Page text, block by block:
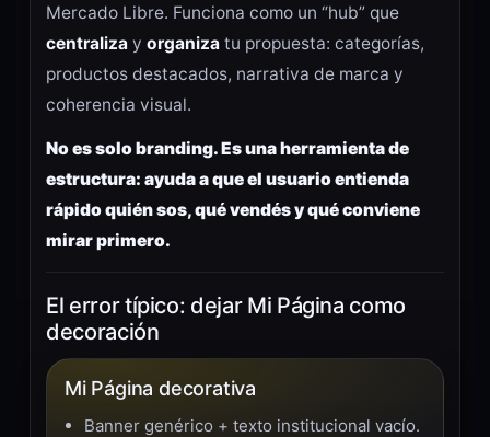
Mercado Libre. Funciona como un “hub” que
centraliza y organiza tu propuesta: categorías,
productos destacados, narrativa de marca y
coherencia visual.
No es solo branding. Es una herramienta de
estructura: ayuda a que el usuario entienda
rápido quién sos, qué vendés y qué conviene
mirar primero.
El error típico: dejar Mi Página como
decoración
Mi Página decorativa
Banner genérico + texto institucional vacío.